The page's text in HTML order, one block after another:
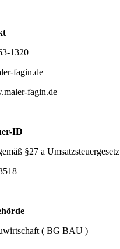
1320
fagin.de
fagin.de
ID
§27 a Umsatzsteuergesetz
( BG BAU )